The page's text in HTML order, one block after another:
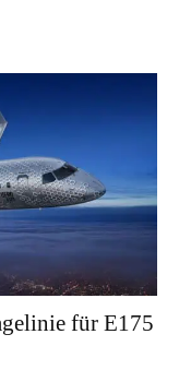
für E175